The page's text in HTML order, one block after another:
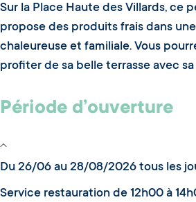
Sur la Place Haute des Villards, ce
propose des produits frais dans
chaleureuse et familiale. Vous
profiter de sa belle terrasse avec
Période d’ouverture
Du 26/06 au 28/08/2026 tous les
Service restauration de 12h00 à